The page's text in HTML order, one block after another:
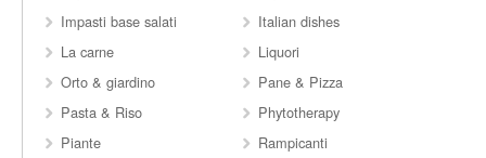
Impasti base salati
Italian dishes
La carne
Liquori
Orto & giardino
Pane & Pizza
Pasta & Riso
Phytotherapy
Piante
Rampicanti